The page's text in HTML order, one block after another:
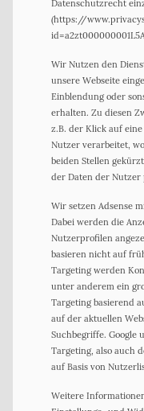
Datenschutzrecht
(https://
Wir Nutzen den
unsere Webseite
Einblendung oder
erhalten. Zu diesen
z.B. der Klick auf
Nutzer verarbeitet,
beiden Stellen
der Daten der Nutzer
Wir setzen Adsense
Dabei werden die
Nutzerprofilen
basieren nicht auf
Targeting werden
unter anderem ein
Targeting basierend
auf der aktuellen
Suchbegriffe. Google
Targeting, also auch
auf Basis von
Weitere